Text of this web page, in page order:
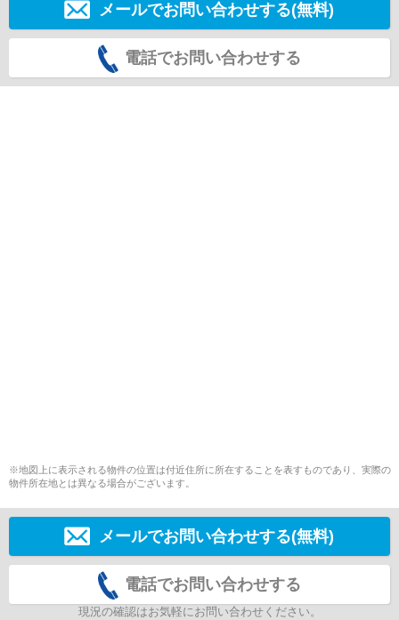
メールでお問い合わせする(無料)
電話でお問い合わせする
※地図上に表示される物件の位置は付近住所に所在することを表すものであり、実際の
物件所在地とは異なる場合がございます。
メールでお問い合わせする(無料)
電話でお問い合わせする
現況の確認はお気軽にお問い合わせください。